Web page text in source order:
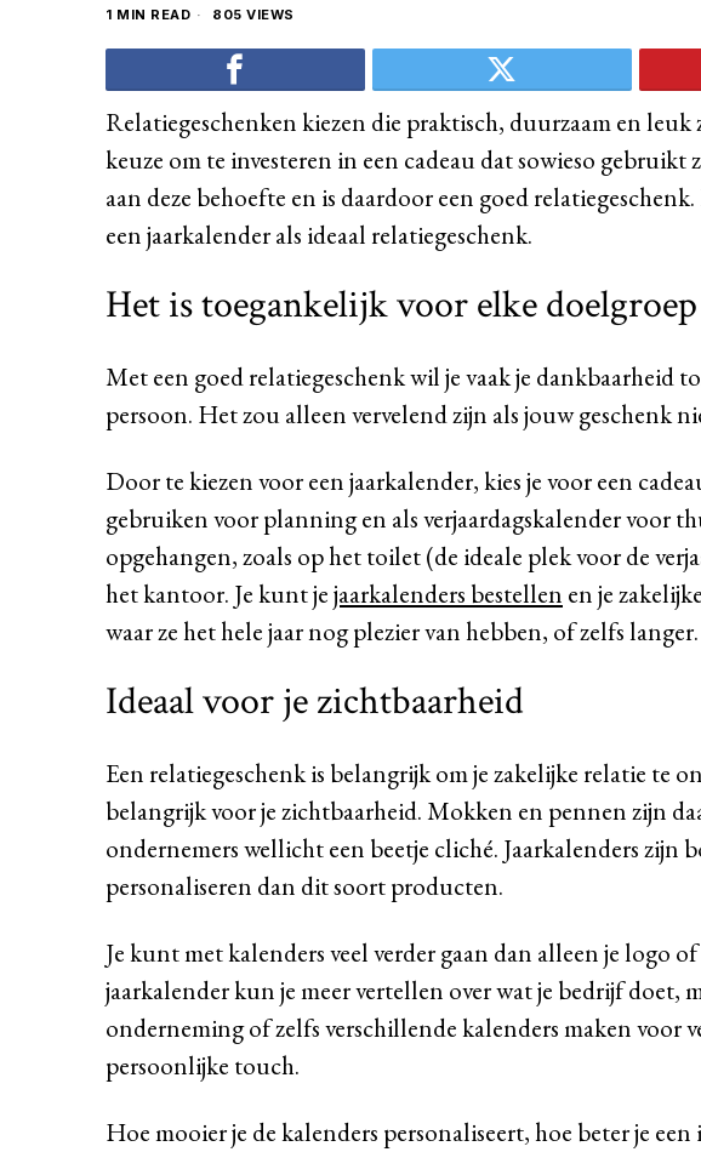
1 MIN READ 805 VIEWS
Relatiegeschenken kiezen die praktisch, duurzaam en
keuze om te investeren in een cadeau dat sowieso
aan deze behoefte en is daardoor een goed
een jaarkalender als ideaal relatiegeschenk.
Het is toegankelijk voor elke doelgroep
Met een goed relatiegeschenk wil je vaak je dankbaarheid
persoon. Het zou alleen vervelend zijn als jouw geschenk
Door te kiezen voor een jaarkalender, kies je voor een
gebruiken voor planning en als verjaardagskalender voor
opgehangen, zoals op het toilet (de ideale plek voor de
het kantoor. Je kunt jejaarkalenders bestellen en je
waar ze het hele jaar nog plezier van hebben, of zelfs langer.
Ideaal voor je zichtbaarheid
Een relatiegeschenk is belangrijk om je zakelijke relatie te
belangrijk voor je zichtbaarheid. Mokken en pennen zijn
ondernemers wellicht een beetje cliché. Jaarkalenders
personaliseren dan dit soort producten.
Je kunt met kalenders veel verder gaan dan alleen je logo
jaarkalender kun je meer vertellen over wat je bedrijf doet,
onderneming of zelfs verschillende kalenders maken voor
persoonlijke touch.
Hoe mooier je de kalenders personaliseert, hoe beter je